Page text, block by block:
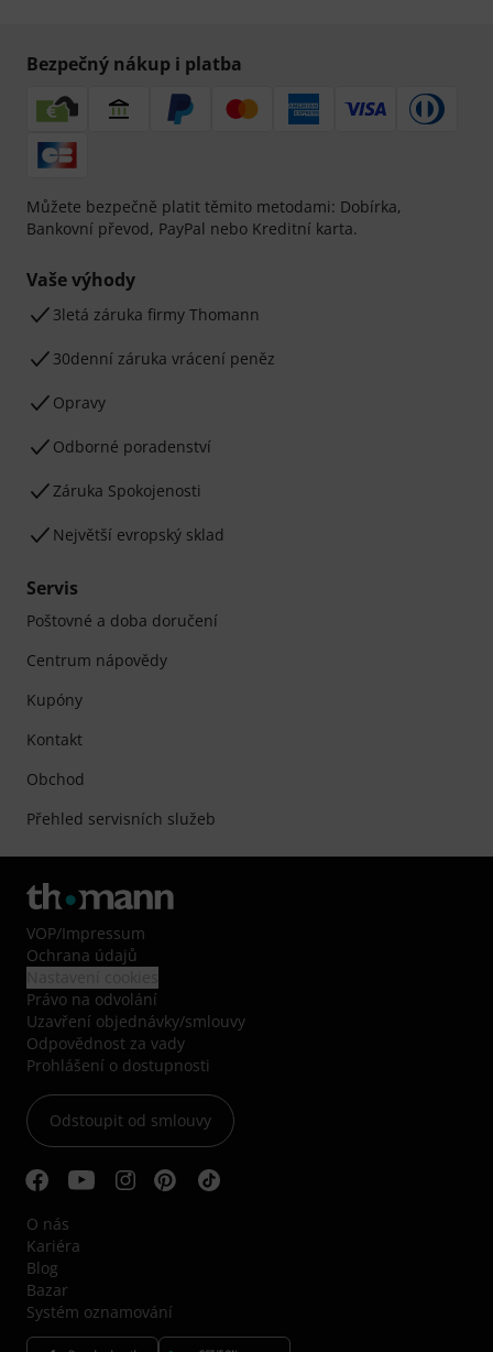
Bezpečný nákup i platba
Můžete bezpečně platit těmito metodami: Dobírka,
Bankovní převod, PayPal nebo Kreditní karta.
Vaše výhody
3letá záruka firmy Thomann
30denní záruka vrácení peněz
Opravy
Odborné poradenství
Záruka Spokojenosti
Největší evropský sklad
Servis
Poštovné a doba doručení
Centrum nápovědy
Kupóny
Kontakt
Obchod
Přehled servisních služeb
VOP/Impressum
Ochrana údajů
Právo na odvolání
Uzavření objednávky/smlouvy
Odpovědnost za vady
Prohlášení o dostupnosti
Odstoupit od smlouvy
O nás
Kariéra
Blog
Bazar
Systém oznamování